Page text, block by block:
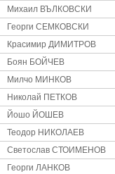
Михаил ВЪЛКОВСКИ
Георги СЕМКОВСКИ
Красимир ДИМИТРОВ
Боян БОЙЧЕВ
Милчо МИНКОВ
Николай ПЕТКОВ
Йошо ЙОШЕВ
Теодор НИКОЛАЕВ
Светослав СТОИМЕНОВ
Георги ЛАНКОВ